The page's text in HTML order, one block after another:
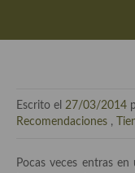
Tiendas especiales
Escrito el 27/03/2014
Recomendaciones ,
Pocas veces entras